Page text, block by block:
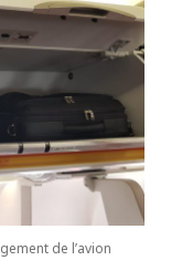
de l’avion